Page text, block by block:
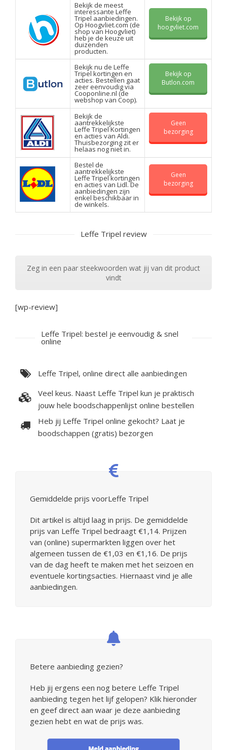
Bekijk de meest
interessante Leffe
Tripel aanbiedingen.
Op Hoogvliet.com (de
shop van Hoogvliet)
heb je de keuze uit
duizenden
producten.
Bekijk op
hoogvliet.com
Bekijk nu de Leffe
Tripel kortingen en
acties. Bestellen gaat
zeer eenvoudig via
Cooponline.nl (de
webshop van Coop).
Bekijk op
Butlon.com
Bekijk de
aantrekkelijkste
Leffe Tripel Kortingen
en acties van Aldi.
Thuisbezorging zit er
helaas nog niet in.
Geen
bezorging
Bestel de
aantrekkelijkste
Leffe Tripel kortingen
en acties van Lidl. De
aanbiedingen zijn
enkel beschikbaar in
de winkels.
Geen
bezorging
Leffe Tripel review
Zeg in een paar steekwoorden wat jij van dit product
vindt
[wp-review]
Leffe Tripel: bestel je eenvoudig & snel
online
Leffe Tripel, online direct alle aanbiedingen
Veel keus. Naast Leffe Tripel kun je praktisch
jouw hele boodschappenlijst online bestellen
Heb jij Leffe Tripel online gekocht? Laat je
boodschappen (gratis) bezorgen
Gemiddelde prijs voorLeffe Tripel
Dit artikel is altijd laag in prijs. De gemiddelde
prijs van Leffe Tripel bedraagt €1,14. Prijzen
van (online) supermarkten liggen over het
algemeen tussen de €1,03 en €1,16. De prijs
van de dag heeft te maken met het seizoen en
eventuele kortingsacties. Hiernaast vind je alle
aanbiedingen.
Betere aanbieding gezien?
Heb jij ergens een nog betere Leffe Tripel
aanbieding tegen het lijf gelopen? Klik hieronder
en geef direct aan waar je deze aanbieding
gezien hebt en wat de prijs was.